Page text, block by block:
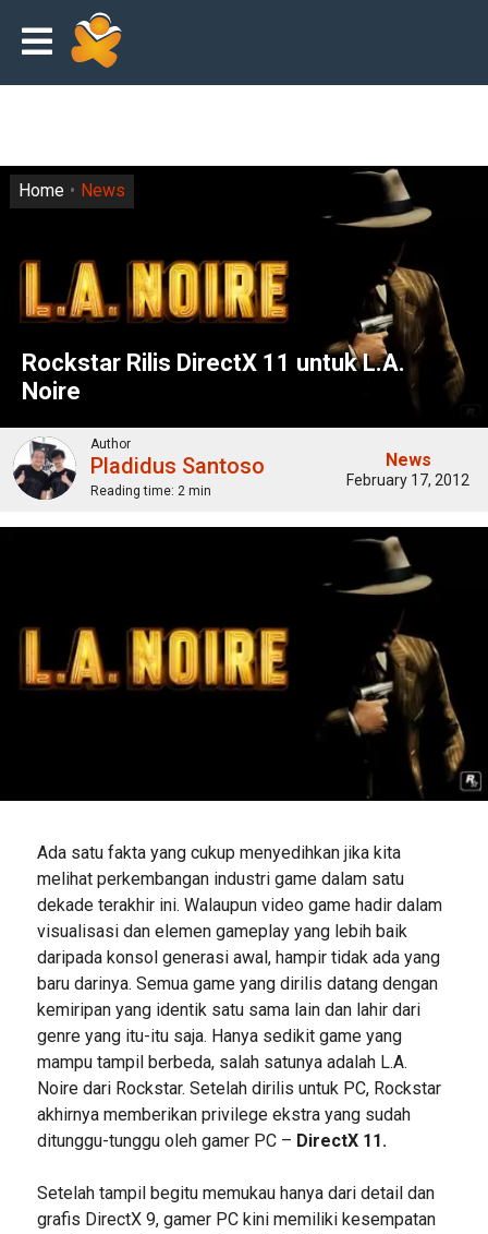
Rockstar Rilis DirectX 11 untuk L.A.
Noire
Home News
Author
Pladidus Santoso
Reading time: 2 min
News
February 17, 2012
Ada satu fakta yang cukup menyedihkan jika kita
melihat perkembangan industri game dalam satu
dekade terakhir ini. Walaupun video game hadir dalam
visualisasi dan elemen gameplay yang lebih baik
daripada konsol generasi awal, hampir tidak ada yang
baru darinya. Semua game yang dirilis datang dengan
kemiripan yang identik satu sama lain dan lahir dari
genre yang itu-itu saja. Hanya sedikit game yang
mampu tampil berbeda, salah satunya adalah L.A.
Noire dari Rockstar. Setelah dirilis untuk PC, Rockstar
akhirnya memberikan privilege ekstra yang sudah
ditunggu-tunggu oleh gamer PC – DirectX 11.
Setelah tampil begitu memukau hanya dari detail dan
grafis DirectX 9, gamer PC kini memiliki kesempatan